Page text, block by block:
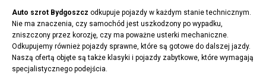
Auto szrot Bydgoszcz odkupuje pojazdy w każdym stanie technicznym.
Nie ma znaczenia, czy samochód jest uszkodzony po wypadku,
zniszczony przez korozję, czy ma poważne usterki mechaniczne.
Odkupujemy również pojazdy sprawne, które są gotowe do dalszej jazdy.
Naszą ofertą objęte są także klasyki i pojazdy zabytkowe, które wymagają
specjalistycznego podejścia.